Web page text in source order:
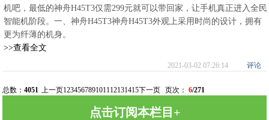
机吧，最低的神舟H45T3仅需299元就可以带回家，让手机真正进入全民
智能机阶段。一、神舟H45T3神舟H45T3外观上采用时尚的设计，拥有
更为纤薄的机身。
>>查看全文
2021-03-02 07:26:14 评论
总数：4051 上一页123456789101112131415下一页 页次：6/271
点击订阅本栏目+